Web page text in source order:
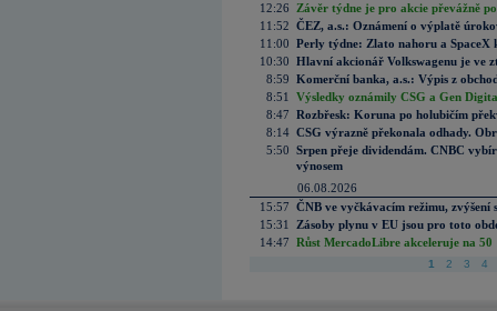
12:26
Závěr týdne je pro akcie převážně
11:52 ČEZ, a.s.: Oznámení o výplatě
11:00 Perly týdne: Zlato nahoru a SpaceX
10:30 Hlavní akcionář Volkswagenu je ve
8:59 Komerční banka, a.s.: Výpis z
8:51
Výsledky oznámily CSG a Gen
8:47 Rozbřesk: Koruna po holubičím
8:14 CSG výrazně překonala odhady.
5:50 Srpen přeje dividendám. CNBC
výnosem
06.08.2026
15:57 ČNB ve vyčkávacím režimu, zvýšení
15:31
Zásoby plynu v EU jsou pro toto
14:47 Růst MercadoLibre akceleruje na
1 2 3 4